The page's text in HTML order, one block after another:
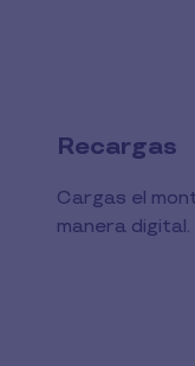
Recargas
Cargas el
manera digital.